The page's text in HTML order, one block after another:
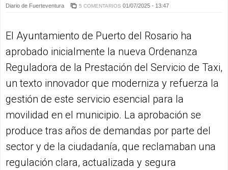
Diario de Fuerteventura 5 COMENTARIOS 01/07/2025 - 13:47
El Ayuntamiento de Puerto del Rosario ha
aprobado inicialmente la nueva Ordenanza
Reguladora de la Prestación del Servicio de Taxi,
un texto innovador que moderniza y refuerza la
gestión de este servicio esencial para la
movilidad en el municipio. La aprobación se
produce tras años de demandas por parte del
sector y de la ciudadanía, que reclamaban una
regulación clara, actualizada y segura